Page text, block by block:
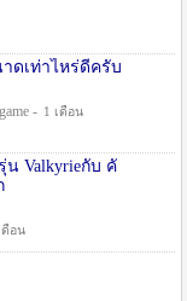
ดเท่าไหร่ดีครับ
- 1 เดือน
Valkyrieกับ คั
ดือน